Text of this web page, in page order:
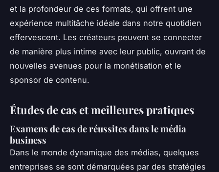
et la profondeur de ces formats, qui offrent une
expérience multitâche idéale dans notre quotidien
effervescent. Les créateurs peuvent se connecter
de manière plus intime avec leur public, ouvrant de
nouvelles avenues pour la monétisation et le
sponsor de contenu.
Études de cas et meilleures pratiques
Examens de cas de réussites dans le média
business
Dans le monde dynamique des médias, quelques
entreprises se sont démarquées par des stratégies